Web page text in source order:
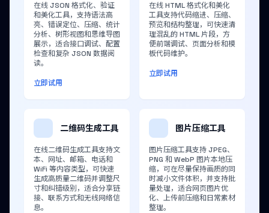
在线 JSON 格式化、验证
和美化工具，支持语法高
亮、错误定位、压缩、统计
分析、树形视图和思维导图
展示，适合接口调试、配置
检查和复杂 JSON 数据阅
读。
立即试用
在线 HTML 格式化和美化
工具支持代码缩进、压缩、
预览和结构整理，可快速清
理混乱的 HTML 片段，方
便前端调试、页面分析和模
板代码维护。
立即试用
二维码生成工具
在线二维码生成工具支持文
本、网址、邮箱、电话和
WiFi 等内容类型，可快速
生成高质量二维码并调整尺
寸和纠错级别，适合分享链
接、联系方式和无线网络信
息。
图片压缩工具
图片压缩工具支持 JPEG、
PNG 和 WebP 图片本地压
缩，可在尽量保持画质的同
时减小文件体积，并支持批
量处理，适合网页图片优
化、上传前压缩和日常素材
整理。